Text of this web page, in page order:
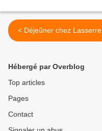
< Déjeûner chez Lasserre
Hébergé par Overblog
Top articles
Pages
Contact